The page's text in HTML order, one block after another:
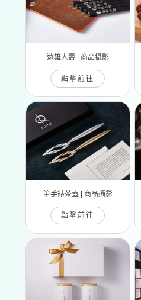
遠雄人壽 | 商品攝影
點擊前往
筆手錶茶壺 | 商品攝影
點擊前往